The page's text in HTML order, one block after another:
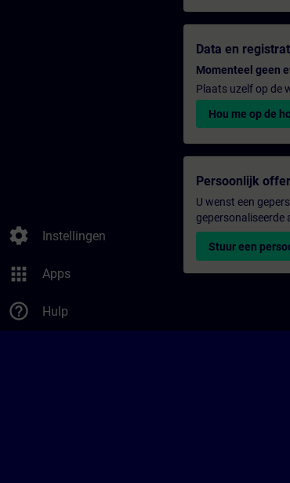
settings Instellingen
apps Apps
help_outline Hulp
Data en
Momenteel geen
Plaats uzelf op de
Hou me op de
Persoonlijk
U wenst een
gepersonaliseerde
Stuur een